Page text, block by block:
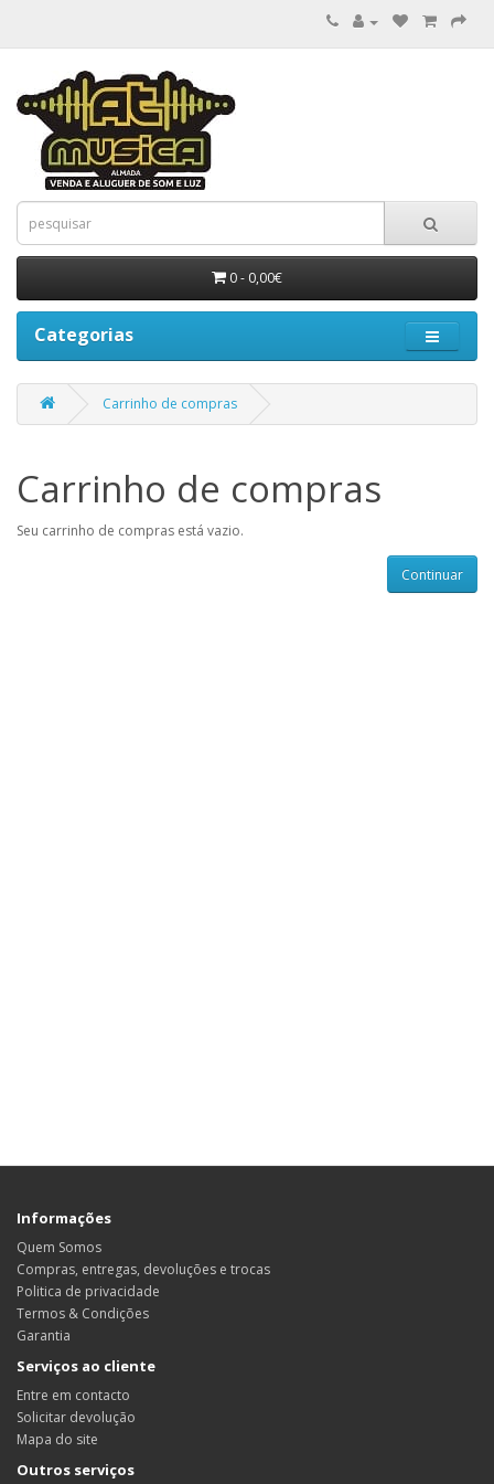
0 - 0,00€
Categorias
Carrinho de compras
Carrinho de compras
Seu carrinho de compras está vazio.
Continuar
Informações
Quem Somos
Compras, entregas, devoluções e trocas
Politica de privacidade
Termos & Condições
Garantia
Serviços ao cliente
Entre em contacto
Solicitar devolução
Mapa do site
Outros serviços